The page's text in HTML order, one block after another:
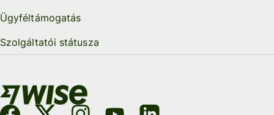
Ügyféltámogatás
Szolgáltatói státusza